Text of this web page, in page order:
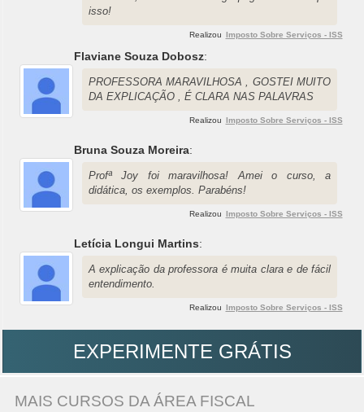
isso!
Realizou Imposto Sobre Serviços - ISS
Flaviane Souza Dobosz:
PROFESSORA MARAVILHOSA , GOSTEI MUITO
DA EXPLICAÇÃO , É CLARA NAS PALAVRAS
Realizou Imposto Sobre Serviços - ISS
Bruna Souza Moreira:
Profª Joy foi maravilhosa! Amei o curso, a
didática, os exemplos. Parabéns!
Realizou Imposto Sobre Serviços - ISS
Letícia Longui Martins:
A explicação da professora é muita clara e de fácil
entendimento.
Realizou Imposto Sobre Serviços - ISS
EXPERIMENTE GRÁTIS
MAIS CURSOS DA ÁREA FISCAL